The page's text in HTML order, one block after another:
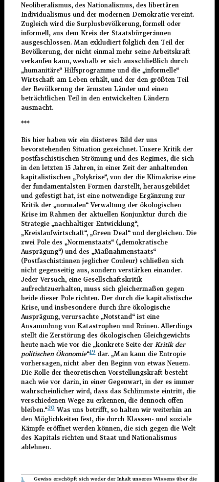
Neoliberalismus, des Nationalismus, des libertären
Individualismus und der modernen Demokratie vereint.
Zugleich wird die Surplusbevölkerung, formell oder
informell, aus dem Kreis der Staatsbürger:innen
ausgeschlossen. Man exkludiert folglich den Teil der
Bevölkerung, der nicht einmal mehr seine Arbeitskraft
verkaufen kann, weshalb er sich ausschließlich durch
„humanitäre“ Hilfsprogramme und die „informelle“
Wirtschaft am Leben erhält, und der den größten Teil
der Bevölkerung der ärmsten Länder und einen
beträchtlichen Teil in den entwickelten Ländern
ausmacht.
***
Bis hier haben wir ein düsteres Bild der uns
bevorstehenden Situation gezeichnet. Unsere Kritik der
postfaschistischen Strömung und des Regimes, die sich
in den letzten 15 Jahren, in einer Zeit der anhaltenden
kapitalistischen „Polykrise“, von der die Klimakrise eine
der fundamentalsten Formen darstellt, herausgebildet
und gefestigt hat, ist eine notwendige Ergänzung zur
Kritik der „normalen“ Verwaltung der ökologischen
Krise im Rahmen der aktuellen Konjunktur durch die
Strategie „nachhaltiger Entwicklung“,
„Kreislaufwirtschaft“, „Green Deal“ und dergleichen. Die
zwei Pole des „Normenstaats“ („demokratische
Ausprägung“) und des „Maßnahmenstaats“
(Postfaschist:innen jeglicher Couleur) schließen sich
nicht gegenseitig aus, sondern verstärken einander.
Jeder Versuch, eine Gesellschaftskritik
aufrechtzuerhalten, muss sich gleichermaßen gegen
beide dieser Pole richten. Der durch die kapitalistische
Krise, und insbesondere durch ihre ökologische
Ausprägung, verursachte „Notstand“ ist eine
Ansammlung von Katastrophen und Ruinen. Allerdings
stellt die Zerstörung des ökologischen Gleichgewichts
heute nach wie vor die „konkrete Seite derKritik der
politischen Ökonomie“19dar. „Man kann die Entropie
vorhersagen, nicht aber den Beginn von etwas Neuem.
Die Rolle der theoretischen Vorstellungskraft besteht
nach wie vor darin, in einer Gegenwart, in der es immer
wahrscheinlicher wird, dass das Schlimmste eintritt, die
verschiedenen Wege zu erkennen, die dennoch offen
bleiben.“20Was uns betrifft, so halten wir weiterhin an
den Möglichkeiten fest, die durch Klassen- und soziale
Kämpfe eröffnet werden können, die sich gegen die Welt
des Kapitals richten und Staat und Nationalismus
ablehnen.
1.
Gewiss erschöpft sich weder der Inhalt unseres Wissens über die